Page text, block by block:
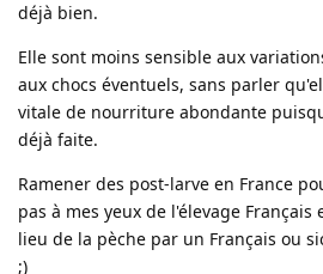
déjà bien.
Elle sont moins sensible aux
aux chocs éventuels, sans parler
vitale de nourriture abondante
déjà faite.
Ramener des post-larve en France
pas à mes yeux de l'élevage
lieu de la pèche par un Français ou
;)